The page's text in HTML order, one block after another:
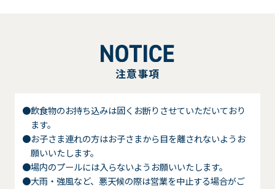
注意事項
●飲食物のお持ち込みは固くお断りさせていただいており
ます。
●お子さま連れの方はお子さまから目を離されないようお
願いいたします。
●場内のプールには入らないようお願いいたします。
●大雨・強風など、悪天候の際は営業を中止する場合がご